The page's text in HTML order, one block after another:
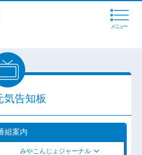
メニュー
気告知板
組案内
みやこんじょジャーナル